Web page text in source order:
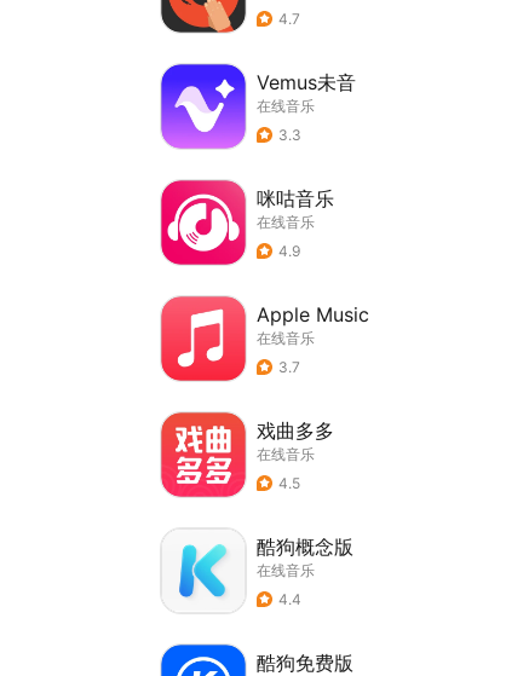
4.7
Vemus未音
在线音乐
3.3
咪咕音乐
在线音乐
4.9
Apple Music
在线音乐
3.7
戏曲多多
在线音乐
4.5
酷狗概念版
在线音乐
4.4
酷狗免费版